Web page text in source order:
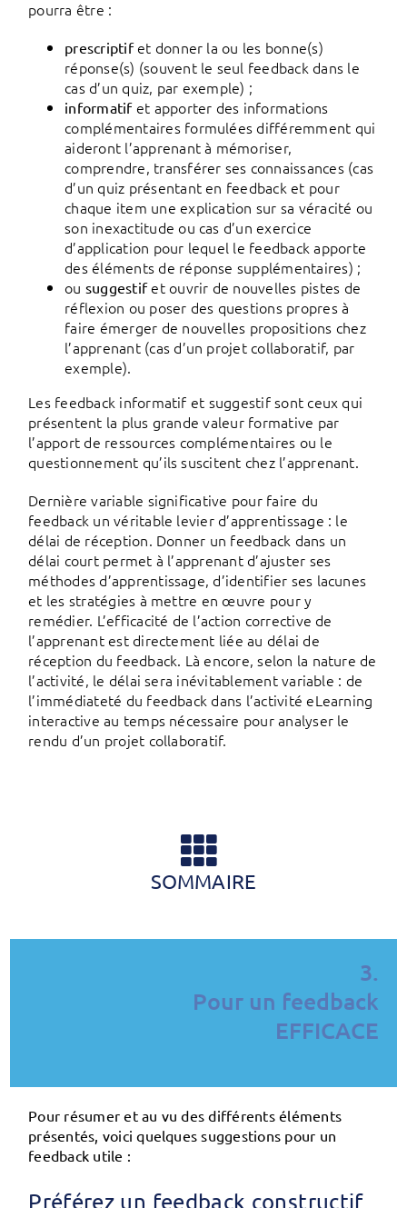
pourra être :
prescriptifet donner la ou les bonne(s)
réponse(s) (souvent le seul feedback dans le
cas d’un quiz, par exemple) ;
informatifet apporter des informations
complémentaires formulées différemment qui
aideront l’apprenant à mémoriser,
comprendre, transférer ses connaissances (cas
d’un quiz présentant en feedback et pour
chaque item une explication sur sa véracité ou
son inexactitude ou cas d’un exercice
d’application pour lequel le feedback apporte
des éléments de réponse supplémentaires) ;
ou suggestifet ouvrir de nouvelles pistes de
réflexion ou poser des questions propres à
faire émerger de nouvelles propositions chez
l’apprenant (cas d’un projet collaboratif, par
exemple).
Les feedback informatif et suggestif sont ceux qui
présentent la plus grande valeur formative par
l’apport de ressources complémentaires ou le
questionnement qu’ils suscitent chez l’apprenant.
Dernière variable significative pour faire du
feedback un véritable levier d’apprentissage : le
délai de réception. Donner un feedback dans un
délai court permet à l’apprenant d’ajuster ses
méthodes d’apprentissage, d’identifier ses lacunes
et les stratégies à mettre en œuvre pour y
remédier. L’efficacité de l’action corrective de
l’apprenant est directement liée au délai de
réception du feedback. Là encore, selon la nature de
l’activité, le délai sera inévitablement variable : de
l’immédiateté du feedback dans l’activité eLearning
interactive au temps nécessaire pour analyser le
rendu d’un projet collaboratif.
SOMMAIRE
3.
Pour un feedback
EFFICACE
Pour résumer et au vu des différents éléments
présentés, voici quelques suggestions pour un
feedback utile :
Préférez un feedback constructif